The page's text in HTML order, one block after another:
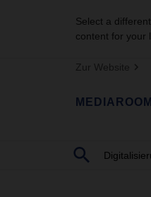
Select a
content for your
Zur Website
MEDIAROOM